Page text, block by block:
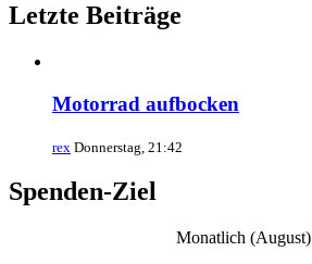
Letzte Beiträge
Motorrad aufbocken
rex Donnerstag, 21:42
Spenden-Ziel
Monatlich (August)